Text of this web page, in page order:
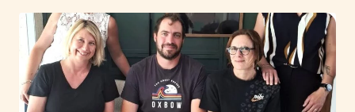
DE
FRANCE
:
ANTICIPEZ
LES